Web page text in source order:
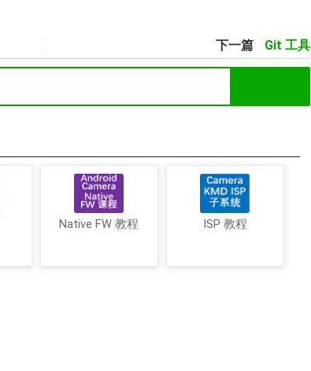
下一篇 Git 工具
Native FW 教程 ISP 教程